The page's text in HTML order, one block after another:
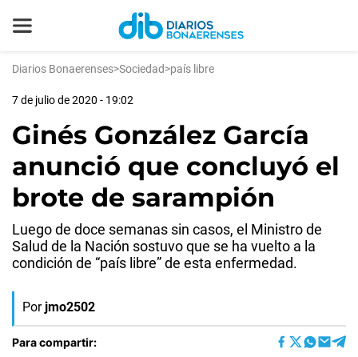
Diarios Bonaerenses>Sociedad>país libre
7 de julio de 2020 - 19:02
Ginés González García
anunció que concluyó el
brote de sarampión
Luego de doce semanas sin casos, el Ministro de
Salud de la Nación sostuvo que se ha vuelto a la
condición de “país libre” de esta enfermedad.
Por jmo2502
Para compartir: